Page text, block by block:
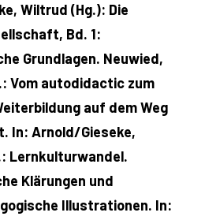
Wiltrud (Hg.): Die
Bd. 1:
Grundlagen. Neuwied,
Vom autodidactic zum
auf dem Weg
In: Arnold/Gieseke,
Lernkulturwandel.
Klärungen und
Illustrationen. In: